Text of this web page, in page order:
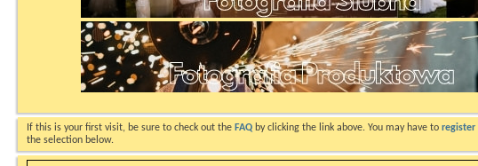
If this is your first visit, be sure to check out the FAQ by clicking the link above. You may have to register
the selection below.